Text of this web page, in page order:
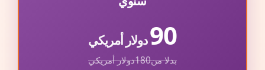
90دولار أمريكي
بدلا من180دولار أمريكي